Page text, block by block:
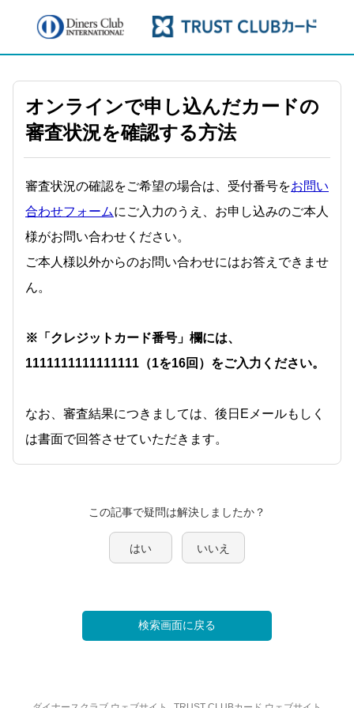
オンラインで申し込んだカードの
審査状況を確認する方法
審査状況の確認をご希望の場合は、受付番号をお問い
合わせフォームにご入力のうえ、お申し込みのご本人
様がお問い合わせください。
ご本人様以外からのお問い合わせにはお答えできませ
ん。
※「クレジットカード番号」欄には、
1111111111111111（1を16回）をご入力ください。
なお、審査結果につきましては、後日Eメールもしく
は書面で回答させていただきます。
この記事で疑問は解決しましたか？
はい いいえ
検索画面に戻る